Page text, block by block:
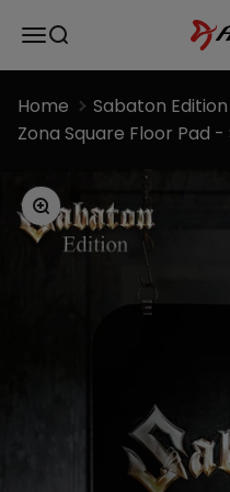
Meny
Sök
Home
Sabaton Edition
Zona Square Floor Pad
Zoom